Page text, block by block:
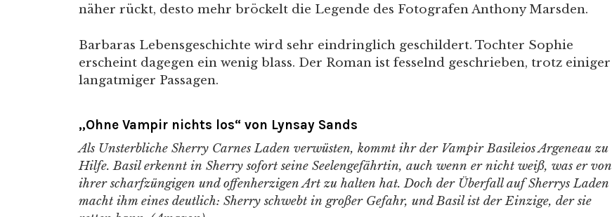
näher rückt, desto mehr bröckelt die Legende des Fotografen Anthony Marsden.
Barbaras Lebensgeschichte wird sehr eindringlich geschildert. Tochter Sophie
erscheint dagegen ein wenig blass. Der Roman ist fesselnd geschrieben, trotz einiger
langatmiger Passagen.
„Ohne Vampir nichts los“ von Lynsay Sands
Als Unsterbliche Sherry Carnes Laden verwüsten, kommt ihr der Vampir Basileios Argeneau zu
Hilfe. Basil erkennt in Sherry sofort seine Seelengefährtin, auch wenn er nicht weiß, was er von
ihrer scharfzüngigen und offenherzigen Art zu halten hat. Doch der Überfall auf Sherrys Laden
macht ihm eines deutlich: Sherry schwebt in großer Gefahr, und Basil ist der Einzige, der sie